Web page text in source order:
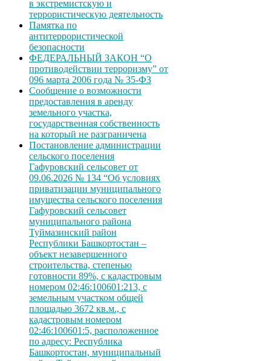
в экстремистскую и
террористическую деятельность
Памятка по
антитеррористической
безопасности
ФЕДЕРАЛЬНЫЙ ЗАКОН “О
противодействии терроризму” от
096 марта 2006 года № 35-ФЗ
Сообщение о возможности
предоставления в аренду
земельного участка,
государственная собственность
на который не разграничена
Постановление администрации
сельского поселения
Гафуровский сельсовет от
09.06.2026 № 134 “Об условиях
приватизации муниципального
имущества сельского поселения
Гафуровский сельсовет
муниципального района
Туймазинский район
Республики Башкортостан –
объект незавершенного
строительства, степенью
готовности 89%, с кадастровым
номером 02:46:100601:213, с
земельным участком общей
площадью 3672 кв.м., с
кадастровым номером
02:46:100601:5, расположенное
по адресу: Республика
Башкортостан, муниципальный